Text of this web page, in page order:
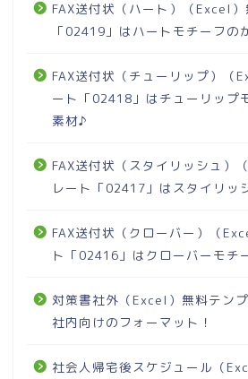
FAX送付状（ハート）（Excel
「02419」はハートモチーフの
FAX送付状（チューリップ）（
ート「02418」はチューリップ
素材♪
FAX送付状（スタイリッシュ）
レート「02417」はスタイリッ
FAX送付状（クローバー）（
ト「02416」はクローバーモチ
対策書社外（Excel）無料テン
社内向けのフォーマット！
社会人帰宅後スケジュール（